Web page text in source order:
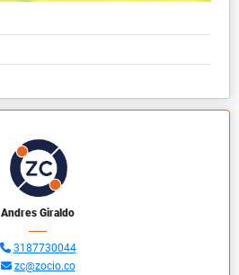
Andres Giraldo
3187730044
zc@zocio.co